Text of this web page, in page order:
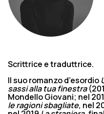
Scrittrice e traduttrice.
Il suo romanzo d’esordio
sassi alla tua finestra
Mondello Giovani; nel
le ragioni sbagliate, nel